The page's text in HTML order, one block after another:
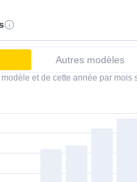
Autres modèles
et de cette année par mois